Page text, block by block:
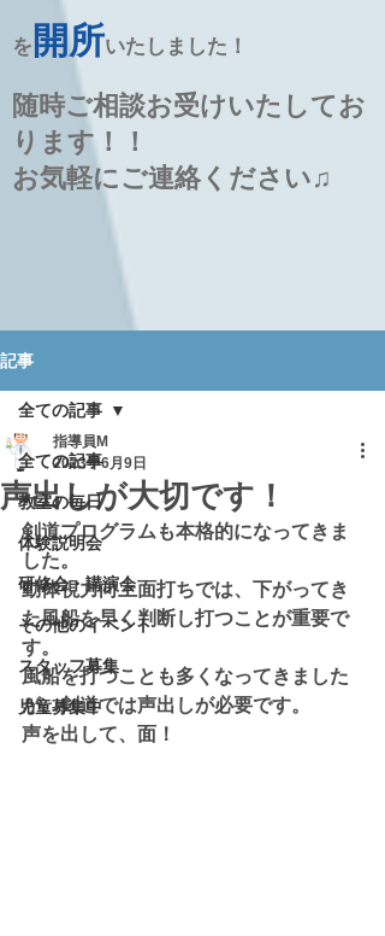
を 開所いたしました！
随時ご相談お受けいたしてお
ります！！
お気軽にご連絡ください♫
記事
全ての記事
教室の毎日
体験説明会
研修会・講演会
その他のイベント
スタッフ募集
児童募集中
全ての記事
声出しが大切です！
指導員M
2023年6月9日
剣道プログラムも本格的になってきま
した。
動体視力向上面打ちでは、下がってき
た風船を早く判断し打つことが重要で
す。
風船を打つことも多くなってきました
が、剣道では声出しが必要です。
声を出して、面！